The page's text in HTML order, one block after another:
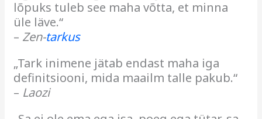
lõpuks tuleb see maha võtta, et minna
üle läve.“
– Zen-tarkus
„Tark inimene jätab endast maha iga
definitsiooni, mida maailm talle pakub.“
– Laozi